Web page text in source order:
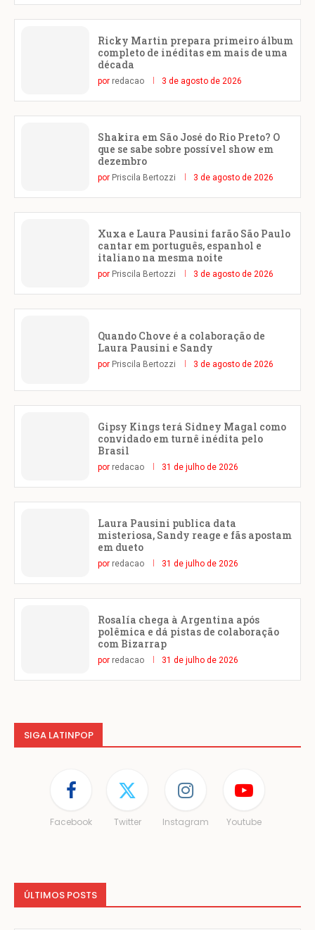
Ricky Martin prepara primeiro álbum
completo de inéditas em mais de uma
década
por redacao 3 de agosto de 2026
Shakira em São José do Rio Preto? O
que se sabe sobre possível show em
dezembro
por Priscila Bertozzi 3 de agosto de 2026
Xuxa e Laura Pausini farão São Paulo
cantar em português, espanhol e
italiano na mesma noite
por Priscila Bertozzi 3 de agosto de 2026
Quando Chove é a colaboração de
Laura Pausini e Sandy
por Priscila Bertozzi 3 de agosto de 2026
Gipsy Kings terá Sidney Magal como
convidado em turnê inédita pelo
Brasil
por redacao 31 de julho de 2026
Laura Pausini publica data
misteriosa, Sandy reage e fãs apostam
em dueto
por redacao 31 de julho de 2026
Rosalía chega à Argentina após
polêmica e dá pistas de colaboração
com Bizarrap
por redacao 31 de julho de 2026
SIGA LATINPOP
Facebook Twitter Instagram Youtube
ÚLTIMOS POSTS